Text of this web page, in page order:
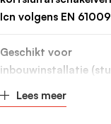
Icn volgens EN
Geschikt voor
inbouwinstallatie
Lees meer